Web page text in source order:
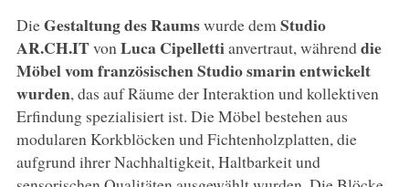
DieGestaltung des Raumswurde dem Studio
AR.CH.ITvon Luca Cipellettianvertraut, währenddie
Möbel vom französischen Studio smarin entwickelt
wurden, das auf Räume der Interaktion und kollektiven
Erfindung spezialisiert ist. Die Möbel bestehen aus
modularen Korkblöcken und Fichtenholzplatten, die
aufgrund ihrer Nachhaltigkeit, Haltbarkeit und